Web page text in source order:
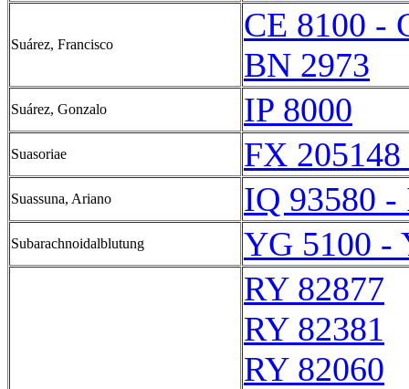
Suárez, Francisco
CE 8100 -
BN 2973
Suárez, Gonzalo IP 8000
Suasoriae FX
Suassuna, Ariano IQ 93580 -
Subarachnoidalblutung
YG 5100 -
RY 82877
RY 82381
RY 82060